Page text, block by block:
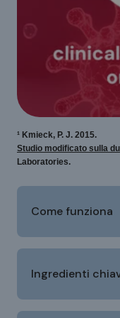
¹ Kmieck, P. J. 2015.
Studio modificato sulla
Laboratories.
Come funziona
Penetra la
Ingredienti